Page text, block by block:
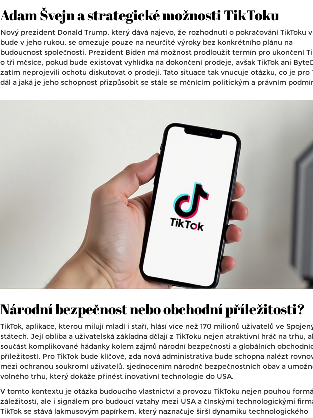
Adam Švejn a strategické možnosti TikToku
Nový prezident Donald Trump, který dává najevo, že rozhodnutí o pokračování TikToku v
bude v jeho rukou, se omezuje pouze na neurčité výroky bez konkrétního plánu na
budoucnost společnosti. Prezident Biden má možnost prodloužit termín pro ukončení
o tři měsíce, pokud bude existovat vyhlídka na dokončení prodeje, avšak TikTok ani
zatím neprojevili ochotu diskutovat o prodeji. Tato situace tak vnucuje otázku, co je pro
dál a jaká je jeho schopnost přizpůsobit se stále se měnícím politickým a právním
Národní bezpečnost nebo obchodní příležitosti?
TikTok, aplikace, kterou milují mladí i staří, hlásí více než 170 milionů uživatelů ve
státech. Její obliba a uživatelská základna dělají z TikToku nejen atraktivní hráč na trhu,
součást komplikované hádanky kolem zájmů národní bezpečnosti a globálních
příležitostí. Pro TikTok bude klíčové, zda nová administrativa bude schopna nalézt
mezi ochranou soukromí uživatelů, sjednocením národně bezpečnostních obav a
volného trhu, který dokáže přinést inovativní technologie do USA.
V tomto kontextu je otázka budoucího vlastnictví a provozu TikToku nejen pouhou
záležitostí, ale i signálem pro budoucí vztahy mezi USA a čínskými technologickými
TikTok se stává lakmusovým papírkem, který naznačuje širší dynamiku technologického